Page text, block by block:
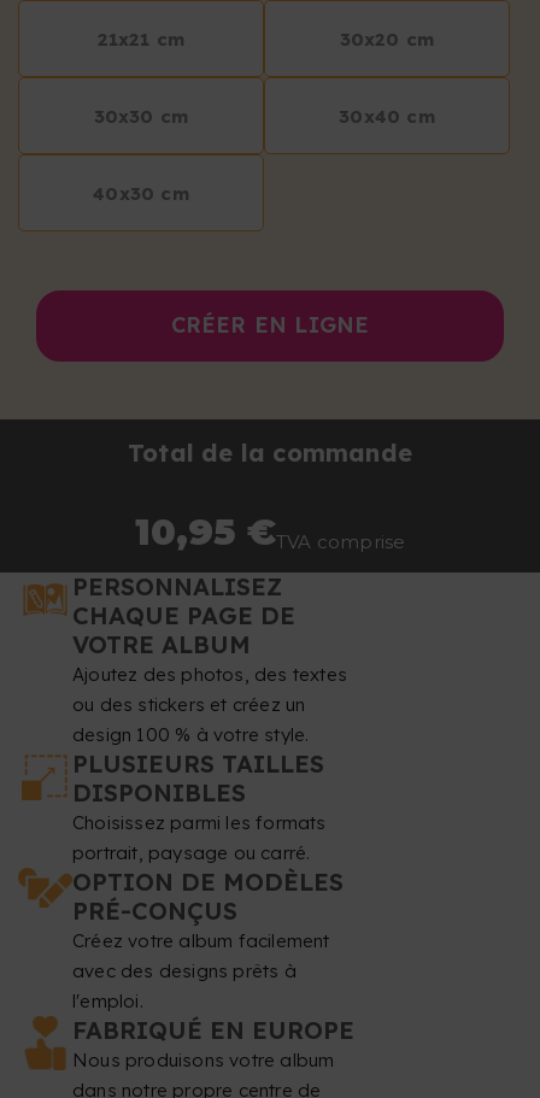
21x21 cm 30x20 cm
30x30 cm 30x40 cm
40x30 cm
CRÉER EN LIGNE
Total de la commande
10,95 €TVA comprise
PERSONNALISEZ
CHAQUE PAGE DE
VOTRE ALBUM
Ajoutez des photos, des textes
ou des stickers et créez un
design 100 % à votre style.
PLUSIEURS TAILLES
DISPONIBLES
Choisissez parmi les formats
portrait, paysage ou carré.
OPTION DE MODÈLES
PRÉ-CONÇUS
Créez votre album facilement
avec des designs prêts à
l'emploi.
FABRIQUÉ EN EUROPE
Nous produisons votre album
dans notre propre centre de